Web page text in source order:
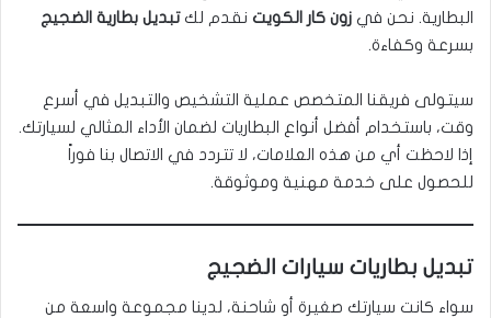
البطارية. نحن في زون كار الكويت نقدم لكتبديل بطارية الضجيج
بسرعة وكفاءة.
سيتولى فريقنا المتخصص عملية التشخيص والتبديل في أسرع
وقت، باستخدام أفضل أنواع البطاريات لضمان الأداء المثالي لسيارتك.
إذا لاحظت أي من هذه العلامات، لا تتردد في الاتصال بنا فوراً
للحصول على خدمة مهنية وموثوقة.
تبديل بطاريات سيارات الضجيج
سواء كانت سيارتك صغيرة أو شاحنة، لدينا مجموعة واسعة من